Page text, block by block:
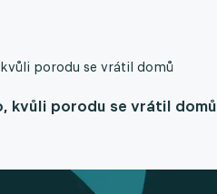
porodu se vrátil domů
kvůli porodu se vrátil domů